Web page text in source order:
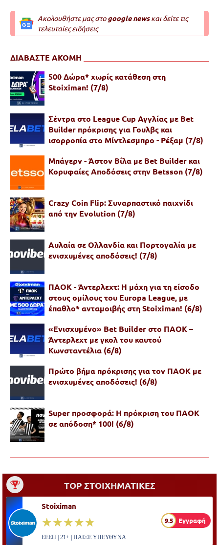
Ακολουθήστε μας στοgoogle newsκαι δείτε τις
τελευταίες ειδήσεις
ΔΙΑΒΑΣΤΕ ΑΚΟΜΗ
500 Δώρα* χωρίς κατάθεση στη
Stoiximan! (7/8)
Σέντρα στο League Cup Αγγλίας με Bet
Builder πρόκρισης για Γουλβς και
ισορροπία στο Μίντλεσμπρο - Ρέξαμ (7/8)
Μπάγερν - Άστον Βίλα με Bet Builder και
Κορυφαίες Αποδόσεις στην Betsson (7/8)
Crazy Coin Flip: Συναρπαστικό παιχνίδι
από την Evolution (7/8)
Αυλαία σε Ολλανδία και Πορτογαλία με
ενισχυμένες αποδόσεις! (7/8)
ΠΑΟΚ - Άντερλεχτ: Η μάχη για τη είσοδο
στους ομίλους του Europa League, με
έπαθλο* ανταμοιβής στη Stoiximan! (6/8)
«Ενισχυμένο» Bet Builder στο ΠΑΟΚ –
Άντερλεχτ με γκολ του καυτού
Κωνσταντέλια (6/8)
Πρώτο βήμα πρόκρισης για τον ΠΑΟΚ με
ενισχυμένες αποδόσεις! (6/8)
Super προσφορά: Η πρόκριση του ΠΑΟΚ
σε απόδοση* 100! (6/8)
TOP ΣΤΟΙΧΗΜΑΤΙΚΕΣ
Stoiximan
☆☆☆☆☆
★★★★★ 9.5 Εγγραφή
ΕΕΕΠ | 21+ | ΠΑΙΞΕ ΥΠΕΥΘΥΝΑ